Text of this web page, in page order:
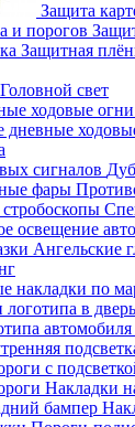
Защита
Защитная
Головной свет
Ангельские
Накладки